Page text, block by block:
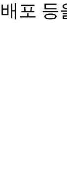
포 등